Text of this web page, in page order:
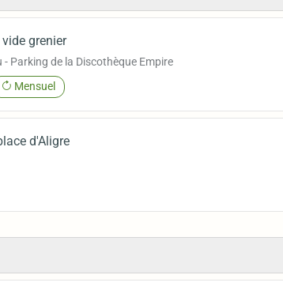
grenier
Parking de la Discothèque Empire
Mensuel
d'Aligre